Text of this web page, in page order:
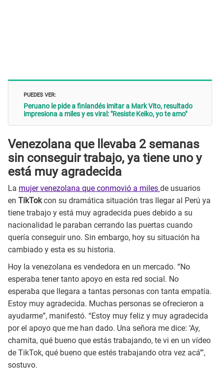
PUEDES VER:
Peruano le pide a finlandés imitar a Mark Vito, resultado
impresiona a miles y es viral: "Resiste Keiko, yo te amo"
Venezolana que llevaba 2 semanas
sin conseguir trabajo, ya tiene uno y
está muy agradecida
La mujer venezolana que conmovió a miles de usuarios
en TikTokcon su dramática situación tras llegar al Perú ya
tiene trabajo y está muy agradecida pues debido a su
nacionalidad le paraban cerrando las puertas cuando
quería conseguir uno. Sin embargo, hoy su situación ha
cambiado y esta es su historia.
Hoy la venezolana es vendedora en un mercado. “No
esperaba tener tanto apoyo en esta red social. No
esperaba que llegara a tantas personas con tanta empatía.
Estoy muy agradecida. Muchas personas se ofrecieron a
ayudarme”, manifestó. “Estoy muy feliz y muy agradecida
por el apoyo que me han dado. Una señora me dice: ‘Ay,
chamita, qué bueno que estás trabajando, te vi en un vídeo
de TikTok, qué bueno que estés trabajando otra vez acá'”,
sostuvo.